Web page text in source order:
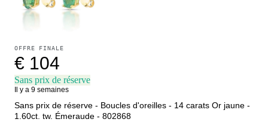
OFFRE FINALE
€ 104
Sans prix de réserve
Il y a 9 semaines
Sans prix de réserve - Boucles d'oreilles - 14 carats Or jaune -
1.60ct. tw. Émeraude - 802868